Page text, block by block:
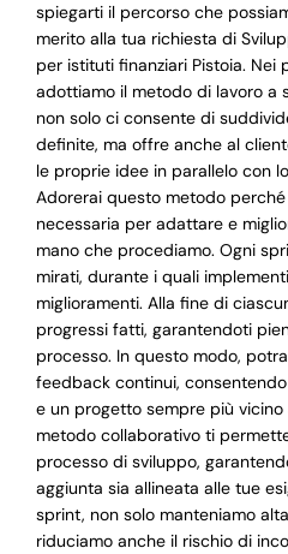
spiegarti il percorso che
merito alla tua richiesta di
per istituti finanziari Pistoia. Nei
adottiamo il metodo di lavoro a
non solo ci consente di
definite, ma offre anche al
le proprie idee in parallelo con
Adorerai questo metodo
necessaria per adattare e
mano che procediamo. Ogni
mirati, durante i quali
miglioramenti. Alla fine di
progressi fatti, garantendoti
processo. In questo modo,
feedback continui,
e un progetto sempre più vicino
metodo collaborativo ti
processo di sviluppo,
aggiunta sia allineata alle tue
sprint, non solo manteniamo
riduciamo anche il rischio di